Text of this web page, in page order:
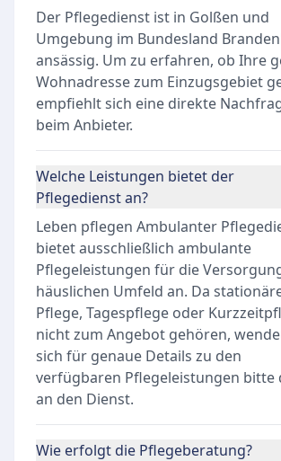
Der Pflegedienst ist in Golßen und
Umgebung im Bundesland
ansässig. Um zu erfahren, ob Ihre
Wohnadresse zum Einzugsgebiet
empfiehlt sich eine direkte
beim Anbieter.
Welche Leistungen bietet der
Pflegedienst an?
Leben pflegen Ambulanter
bietet ausschließlich ambulante
Pflegeleistungen für die
häuslichen Umfeld an. Da
Pflege, Tagespflege oder
nicht zum Angebot gehören,
sich für genaue Details zu den
verfügbaren Pflegeleistungen bitte
an den Dienst.
Wie erfolgt die Pflegeberatung?